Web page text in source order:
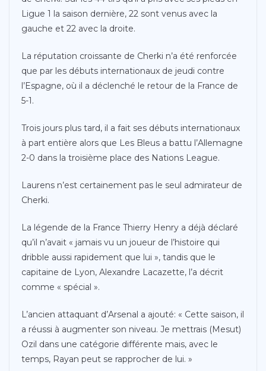
Ligue 1 la saison dernière, 22 sont venus avec la
gauche et 22 avec la droite.
La réputation croissante de Cherki n’a été renforcée
que par les débuts internationaux de jeudi contre
l’Espagne, où il a déclenché le retour de la France de
5-1.
Trois jours plus tard, il a fait ses débuts internationaux
à part entière alors que Les Bleus a battu l’Allemagne
2-0 dans la troisième place des Nations League.
Laurens n’est certainement pas le seul admirateur de
Cherki.
La légende de la France Thierry Henry a déjà déclaré
qu’il n’avait « jamais vu un joueur de l’histoire qui
dribble aussi rapidement que lui », tandis que le
capitaine de Lyon, Alexandre Lacazette, l’a décrit
comme « spécial ».
L’ancien attaquant d’Arsenal a ajouté: « Cette saison, il
a réussi à augmenter son niveau. Je mettrais (Mesut)
Ozil dans une catégorie différente mais, avec le
temps, Rayan peut se rapprocher de lui. »